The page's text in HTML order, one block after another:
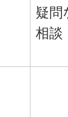
疑問
相談